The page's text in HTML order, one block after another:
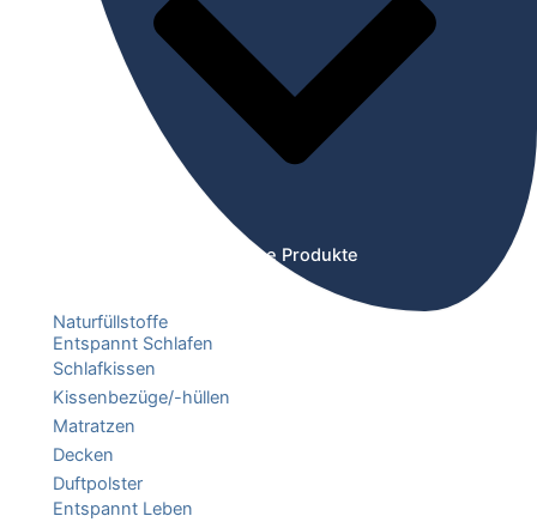
Öffne Produkte
Naturfüllstoffe
Entspannt Schlafen
Schlafkissen
Kissenbezüge/-hüllen
Matratzen
Decken
Duftpolster
Entspannt Leben